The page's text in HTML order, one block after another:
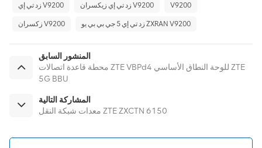
زد تي إي V9200 زد تي إي زيكسران V9200 V9200
زكسران V9200 زد تي إي 5 جي بي بي يو ZXRAN V9200
المنشور السابق
محطة قاعدة اتصالات ZTE VBPd4 للوحة النطاق الأساسي ZTE
5G BBU
المشاركة التالية
معدات شبكة النقل ZTE ZXCTN 6150